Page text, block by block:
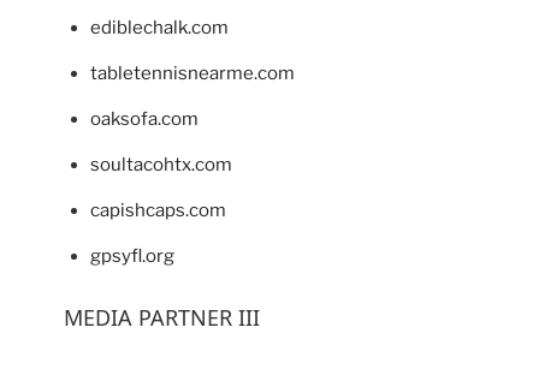
ediblechalk.com
tabletennisnearme.com
oaksofa.com
soultacohtx.com
capishcaps.com
gpsyfl.org
MEDIA PARTNER III